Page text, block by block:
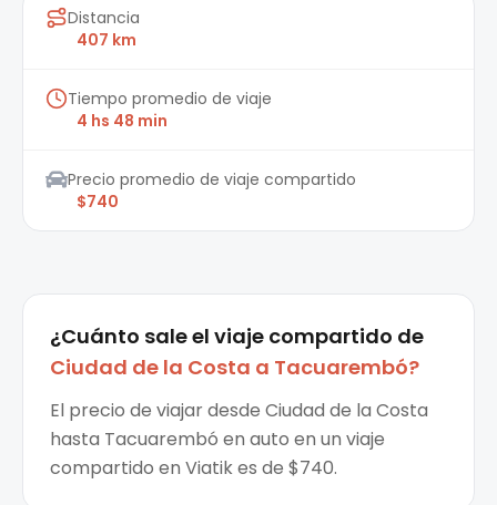
Distancia
407 km
Tiempo promedio de viaje
4 hs 48 min
Precio promedio de viaje compartido
$740
¿Cuánto sale el viaje compartido de
Ciudad de la Costa a Tacuarembó?
El precio de viajar desde Ciudad de la Costa
hasta Tacuarembó en auto en un viaje
compartido en Viatik es de $740.